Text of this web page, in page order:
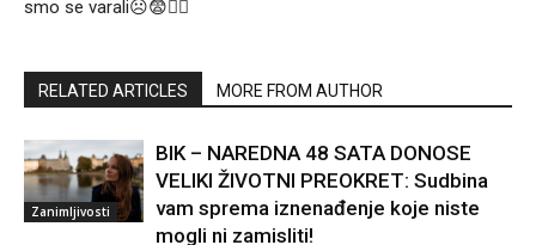
RELATED ARTICLES
Zanimljivosti
VELIKI ŽIVOTNI PREOKRET: Sudbina
vam sprema iznenađenje koje niste
mogli ni zamisliti!